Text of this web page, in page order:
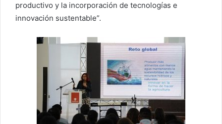
productivo y la incorporación de tecnologías e
innovación sustentable”.